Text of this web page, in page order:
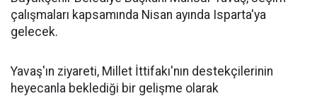
çalışmaları kapsamında Nisan ayında Isparta'ya
gelecek.
Yavaş'ın ziyareti, Millet İttifakı'nın destekçilerinin
heyecanla beklediği bir gelişme olarak